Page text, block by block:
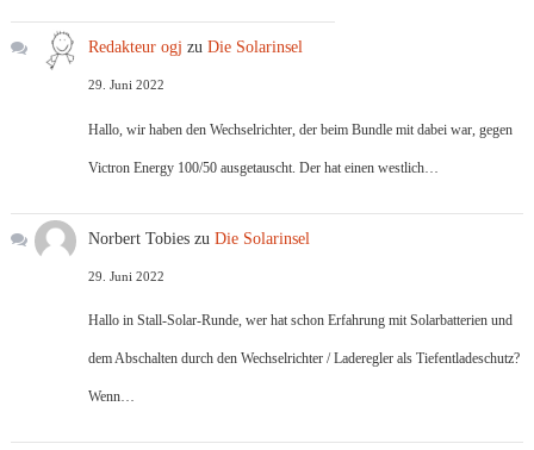
Redakteur ogj zuDie Solarinsel
29. Juni 2022
Hallo, wir haben den Wechselrichter, der beim Bundle mit dabei war, gegen
Victron Energy 100/50 ausgetauscht. Der hat einen westlich…
Norbert Tobies zuDie Solarinsel
29. Juni 2022
Hallo in Stall-Solar-Runde, wer hat schon Erfahrung mit Solarbatterien und
dem Abschalten durch den Wechselrichter / Laderegler als Tiefentladeschutz?
Wenn…